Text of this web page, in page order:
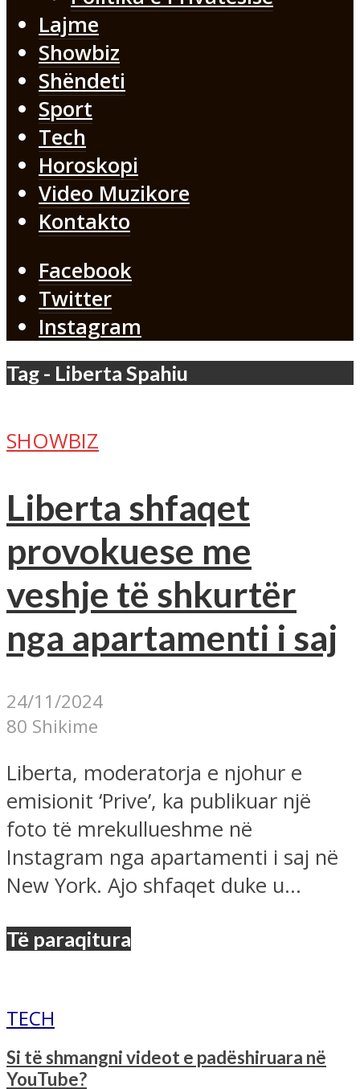
Lajme
Showbiz
Shëndeti
Sport
Tech
Horoskopi
Video Muzikore
Kontakto
Facebook
Twitter
Instagram
Tag - Liberta Spahiu
SHOWBIZ
Liberta shfaqet
provokuese me
veshje të shkurtër
nga apartamenti i saj
24/11/2024
80 Shikime
Liberta, moderatorja e njohur e
emisionit ‘Prive’, ka publikuar një
foto të mrekullueshme në
Instagram nga apartamenti i saj në
New York. Ajo shfaqet duke u...
Të paraqitura
TECH
Si të shmangni videot e padëshiruara në
YouTube?